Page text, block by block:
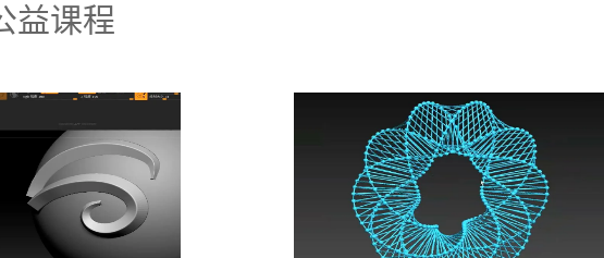
益课程